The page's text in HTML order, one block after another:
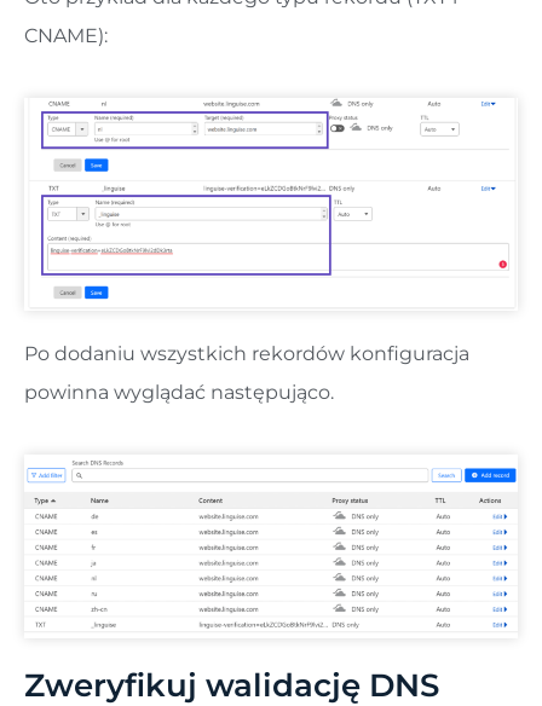
CNAME):
Po dodaniu wszystkich rekordów konfiguracja
powinna wyglądać następująco.
Zweryfikuj walidację DNS